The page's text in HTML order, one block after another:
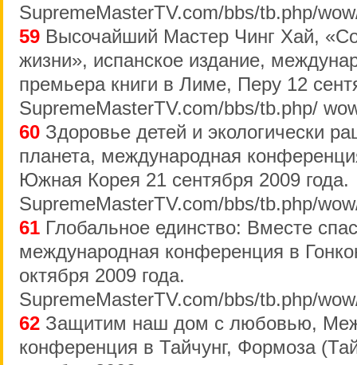
SupremeMasterTV.com/bbs/tb.php/
59 Высочайший Мастер Чинг Хай,
жизни», испанское издание,
премьера книги в Лиме, Перу 12
SupremeMasterTV.com/bbs/tb.php/
60 Здоровье детей и экологически
планета, международная
Южная Корея 21 сентября 2009 года.
SupremeMasterTV.com/bbs/tb.php/
61 Глобальное единство: Вместе
международная конференция в
октября 2009 года.
SupremeMasterTV.com/bbs/tb.php/
62 Защитим наш дом с любовью,
конференция в Тайчунг, Формоза